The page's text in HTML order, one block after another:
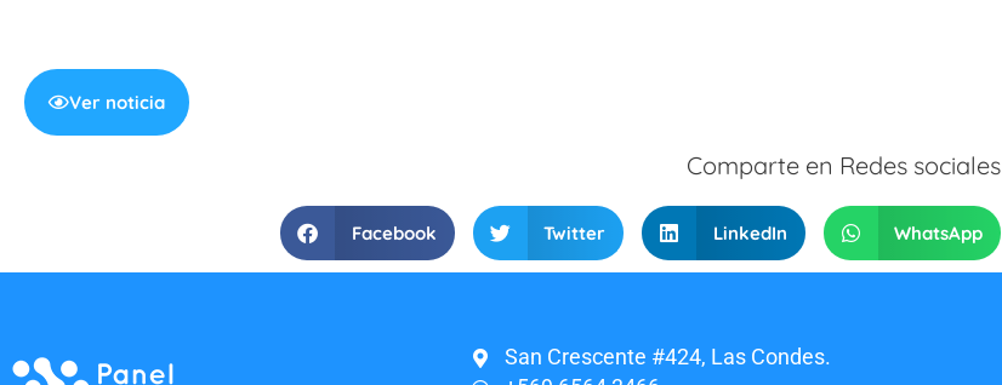
Ver noticia
Comparte en Redes sociales
Facebook Twitter LinkedIn WhatsApp
San Crescente #424, Las Condes.